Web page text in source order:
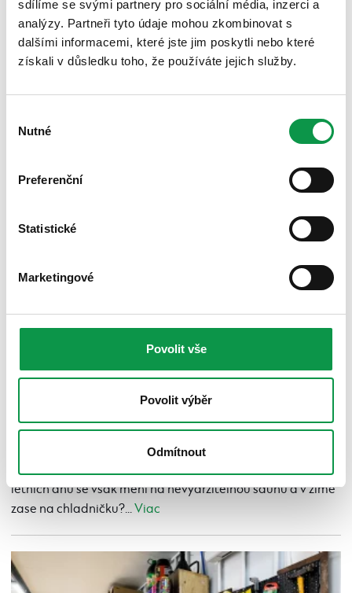
sdílíme se svými partnery pro sociální média, inzerci a
analýzy. Partneři tyto údaje mohou zkombinovat s
dalšími informacemi, které jste jim poskytli nebo které
získali v důsledku toho, že používáte jejich služby.
souhlasu
Nutné
Preferenční
Statistické
Marketingové
Povolit vše
Povolit výběr
Odmítnout
Fotovoltaické panely na střeše garáže,
Zveřejněno 05.07.2026 12:05
Střecha rodinného domu není jediné místo, kam si můžete
nainstalovat fotovoltaické panely. Máte-li garáž, zahradní
Proč a jak izolovat garáž
Používáte garáž jako dílnu nebo pracovnu? Během horkých
letních dnů se však mění na nevydržitelnou saunu a v zimě
zase na chladničku?...Viac